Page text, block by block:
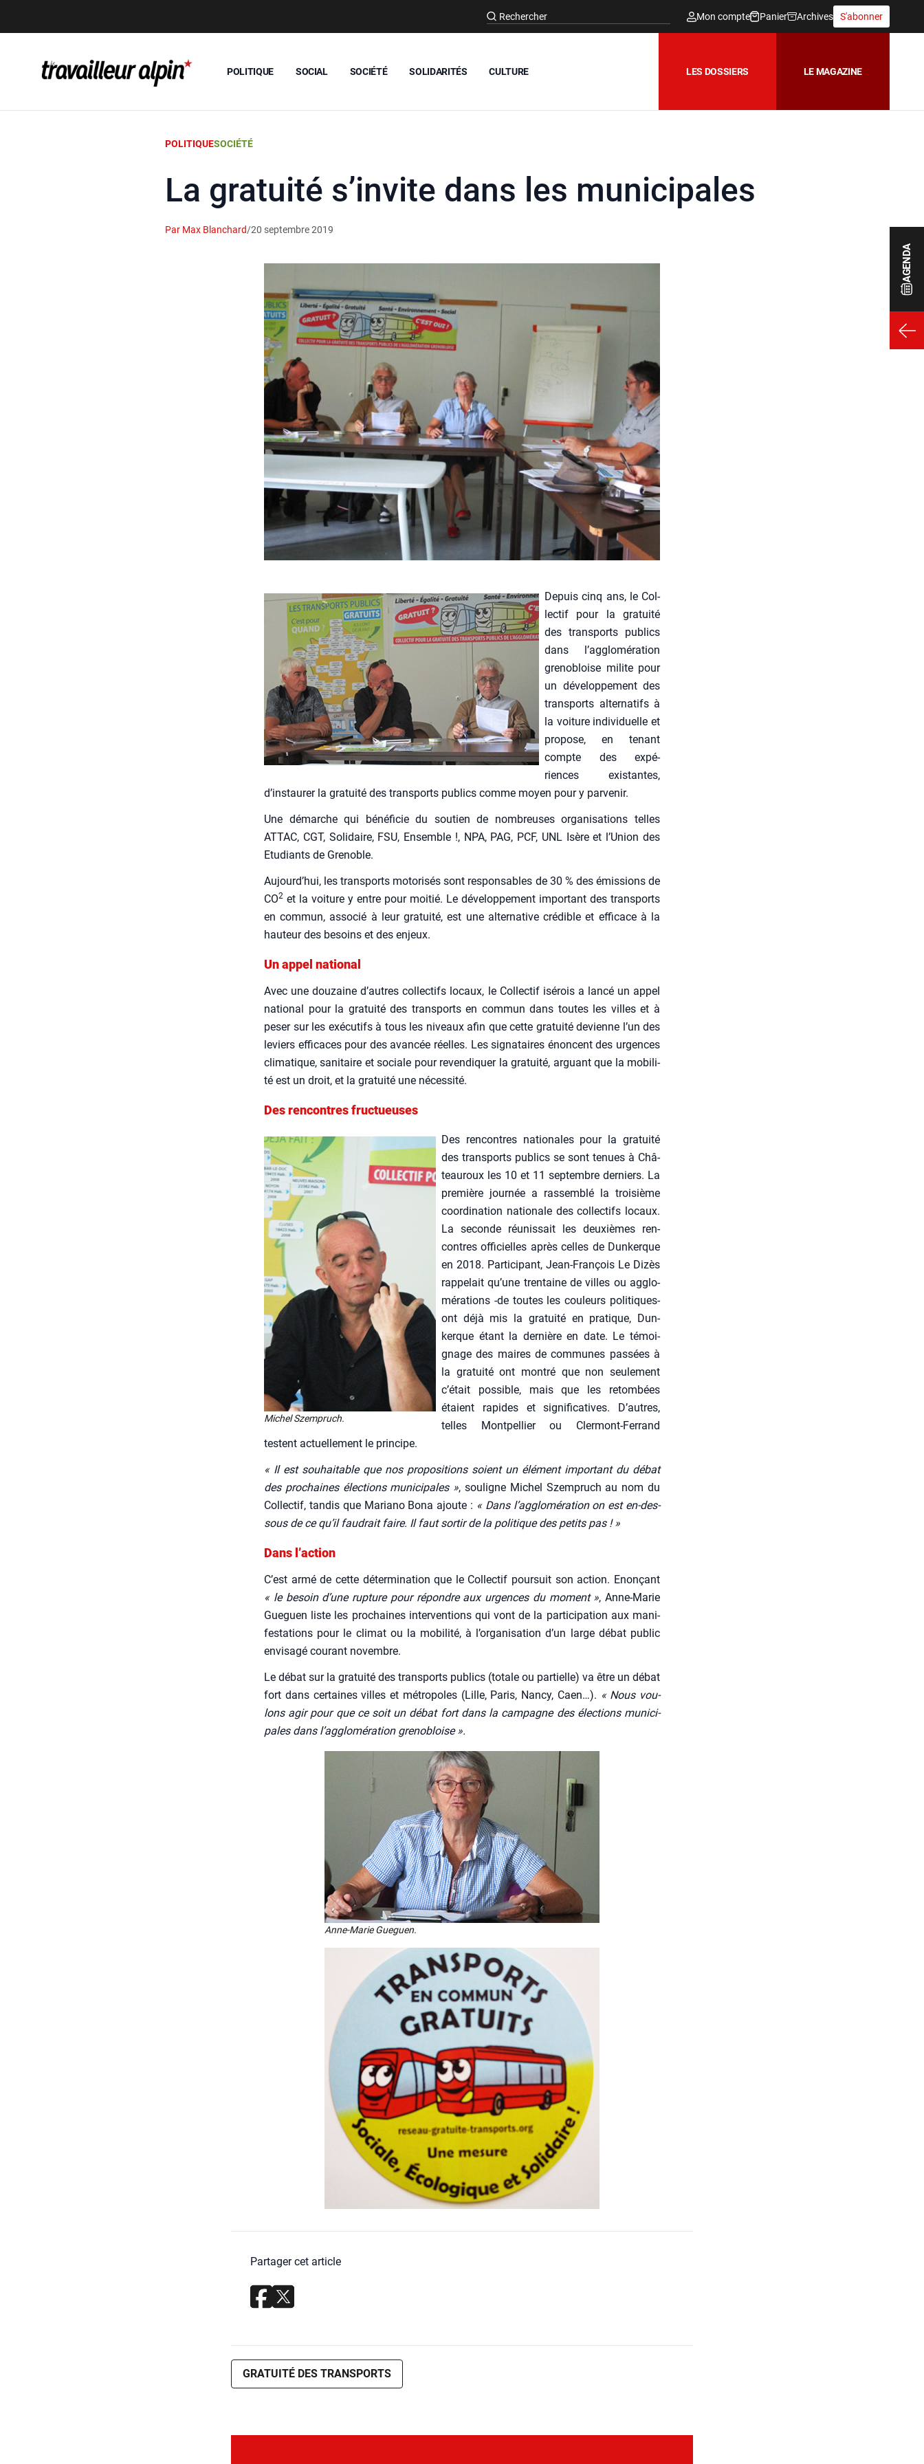
AGENDA
Mon compte Panier Archives S'abonner
POLITIQUE SOCIAL SOCIÉTÉ SOLIDARITÉS CULTURE LES DOSSIERS LE MAGAZINE
POLITIQUESOCIÉTÉ
La gratuité s’invite dans les municipales
Par Max Blanchard/20 septembre 2019
Depuis cinq ans, le Col­
lec­tif pour la gra­tui­té
des trans­ports publics
dans l’agglomération
gre­no­bloise milite pour
un déve­lop­pe­ment des
trans­ports alter­na­tifs à
la voi­ture indi­vi­duelle et
pro­pose, en tenant
compte des expé­
riences exis­tantes,
d’instaurer la gra­tui­té des trans­ports publics comme moyen pour y par­ve­nir.
Une démarche qui béné­fi­cie du sou­tien de nom­breuses orga­ni­sa­tions telles
ATTAC, CGT, Soli­daire, FSU, Ensemble !, NPA, PAG, PCF, UNL Isère et l’Union des
Etu­diants de Gre­noble.
Aujourd’hui, les trans­ports moto­ri­sés sont res­pon­sables de 30 % des émis­sions de
CO2 et la voi­ture y entre pour moi­tié. Le déve­lop­pe­ment impor­tant des trans­ports
en com­mun, asso­cié à leur gra­tui­té, est une alter­na­tive cré­dible et effi­cace à la
hau­teur des besoins et des enjeux.
Un appel national
Avec une dou­zaine d’autres col­lec­tifs locaux, le Col­lec­tif isé­rois a lan­cé un appel
natio­nal pour la gra­tui­té des trans­ports en com­mun dans toutes les villes et à
peser sur les exé­cu­tifs à tous les niveaux afin que cette gra­tui­té devienne l’un des
leviers effi­caces pour des avan­cée réelles. Les signa­taires énoncent des urgences
cli­ma­tique, sani­taire et sociale pour reven­di­quer la gra­tui­té, arguant que la mobi­li­
té est un droit, et la gra­tui­té une néces­si­té.
Des rencontres fructueuses
Michel Szem­pruch.
Des ren­contres natio­nales pour la gra­tui­té
des trans­ports publics se sont tenues à Châ­
teau­roux les 10 et 11 sep­tembre der­niers. La
pre­mière jour­née a ras­sem­blé la troi­sième
coor­di­na­tion natio­nale des col­lec­tifs locaux.
La seconde réunis­sait les deuxièmes ren­
contres offi­cielles après celles de Dun­kerque
en 2018. Par­ti­ci­pant, Jean-Fran­çois Le Dizès
rap­pe­lait qu’une tren­taine de villes ou agglo­
mé­ra­tions ‑de toutes les cou­leurs poli­tiques-
ont déjà mis la gra­tui­té en pra­tique, Dun­
kerque étant la der­nière en date. Le témoi­
gnage des maires de com­munes pas­sées à
la gra­tui­té ont mon­tré que non seule­ment
c’était pos­sible, mais que les retom­bées
étaient rapides et signi­fi­ca­tives. D’autres,
telles Mont­pel­lier ou Cler­mont-Fer­rand
testent actuel­le­ment le prin­cipe.
« Il est sou­hai­table que nos pro­po­si­tions soient un élé­ment impor­tant du débat
des pro­chaines élec­tions muni­ci­pales », sou­ligne Michel Szem­pruch au nom du
Col­lec­tif, tan­dis que Maria­no Bona ajoute : « Dans l’agglomération on est en-des­
sous de ce qu’il fau­drait faire. Il faut sor­tir de la poli­tique des petits pas ! »
Dans l’action
C’est armé de cette déter­mi­na­tion que le Col­lec­tif pour­suit son action. Enon­çant
« le besoin d’une rup­ture pour répondre aux urgences du moment », Anne-Marie
Gue­guen liste les pro­chaines inter­ven­tions qui vont de la par­ti­ci­pa­tion aux mani­
fes­ta­tions pour le cli­mat ou la mobi­li­té, à l’organisation d’un large débat public
envi­sa­gé cou­rant novembre.
Le débat sur la gra­tui­té des trans­ports publics (totale ou par­tielle) va être un débat
fort dans cer­taines villes et métro­poles (Lille, Paris, Nan­cy, Caen…). « Nous vou­
lons agir pour que ce soit un débat fort dans la cam­pagne des élec­tions muni­ci­
pales dans l’agglomération gre­no­bloise ».
Anne-Marie Gue­guen.
Partager cet article
GRATUITÉ DES TRANSPORTS